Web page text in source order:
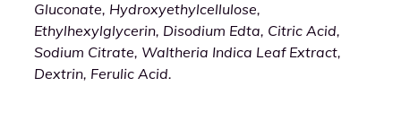
Gluconate, Hydroxyethylcellulose,
Ethylhexylglycerin, Disodium Edta, Citric Acid,
Sodium Citrate, Waltheria Indica Leaf Extract,
Dextrin, Ferulic Acid.